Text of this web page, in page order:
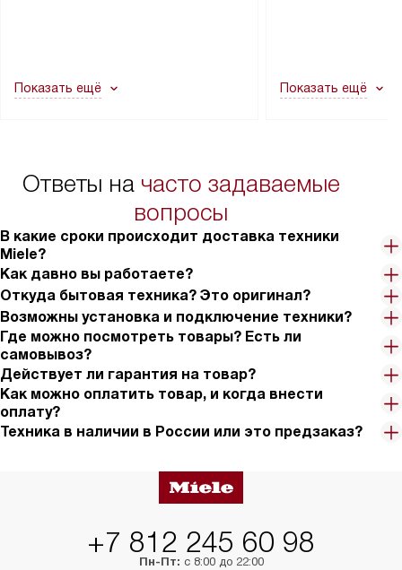
в гарантийном ремонте в будущем.
Показать ещё
не включаются:
в условиях
Показать ещё
Ответы на часто задаваемые
вопросы
В какие сроки происходит доставка техники
Miele?
Как давно вы работаете?
Откуда бытовая техника? Это оригинал?
Возможны установка и подключение техники?
Где можно посмотреть товары? Есть ли
самовывоз?
Действует ли гарантия на товар?
Как можно оплатить товар, и когда внести
оплату?
Техника в наличии в России или это предзаказ?
+7 812 245 60 98
Пн-Пт: с 8:00 до 22:00